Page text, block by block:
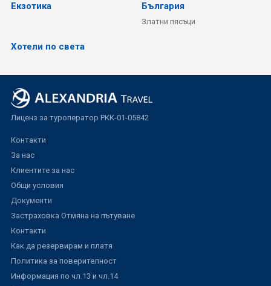
Екзотика България
Златни пясъци
Хотели по света
Лиценз за туроператор РКК-01-05842
Контакти
За нас
Клиентите за нас
Общи условия
Документи
Застраховка Отмяна на пътуване
Контакти
Как да резервирам и платя
Политика за поверителност
Информация по чл.13 и чл.14